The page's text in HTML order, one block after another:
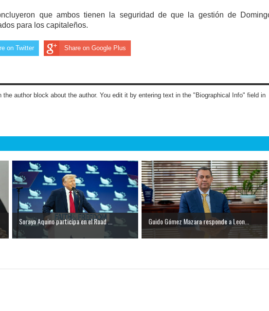
que ambos tienen la seguridad de que la gestión de
para los capitaleños.
on Twitter Share on Google Plus
author block about the author. You edit it by entering text in the "Biographical Info" field in
Soraya Aquino participa en el Road ... Guido Gómez Mazara responde a Leon...